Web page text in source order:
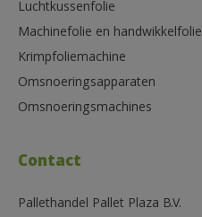
Luchtkussenfolie
Machinefolie en handwikkelfolie
Krimpfoliemachine
Omsnoeringsapparaten
Omsnoeringsmachines
Contact
Pallethandel Pallet Plaza B.V.